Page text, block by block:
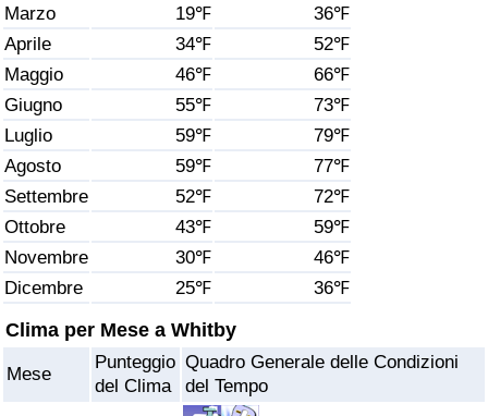
Marzo
19℉
36℉
Aprile
34℉
52℉
Maggio
46℉
66℉
Giugno
55℉
73℉
Luglio
59℉
79℉
Agosto
59℉
77℉
Settembre
52℉
72℉
Ottobre
43℉
59℉
Novembre
30℉
46℉
Dicembre
25℉ 36℉
Clima per Mese a Whitby
Mese
Punteggio
del Clima
Quadro Generale delle Condizioni
del Tempo
ad Aqaba
Criminalità
Indice del Tasso di Criminalità (Corrente)
Indice della Criminalità
Indice di criminalità per paese
Assistenza Sanitaria
Indice dell’Assistenza Sanitaria (Corrente)
Indice dell’Assistenza Sanitaria per